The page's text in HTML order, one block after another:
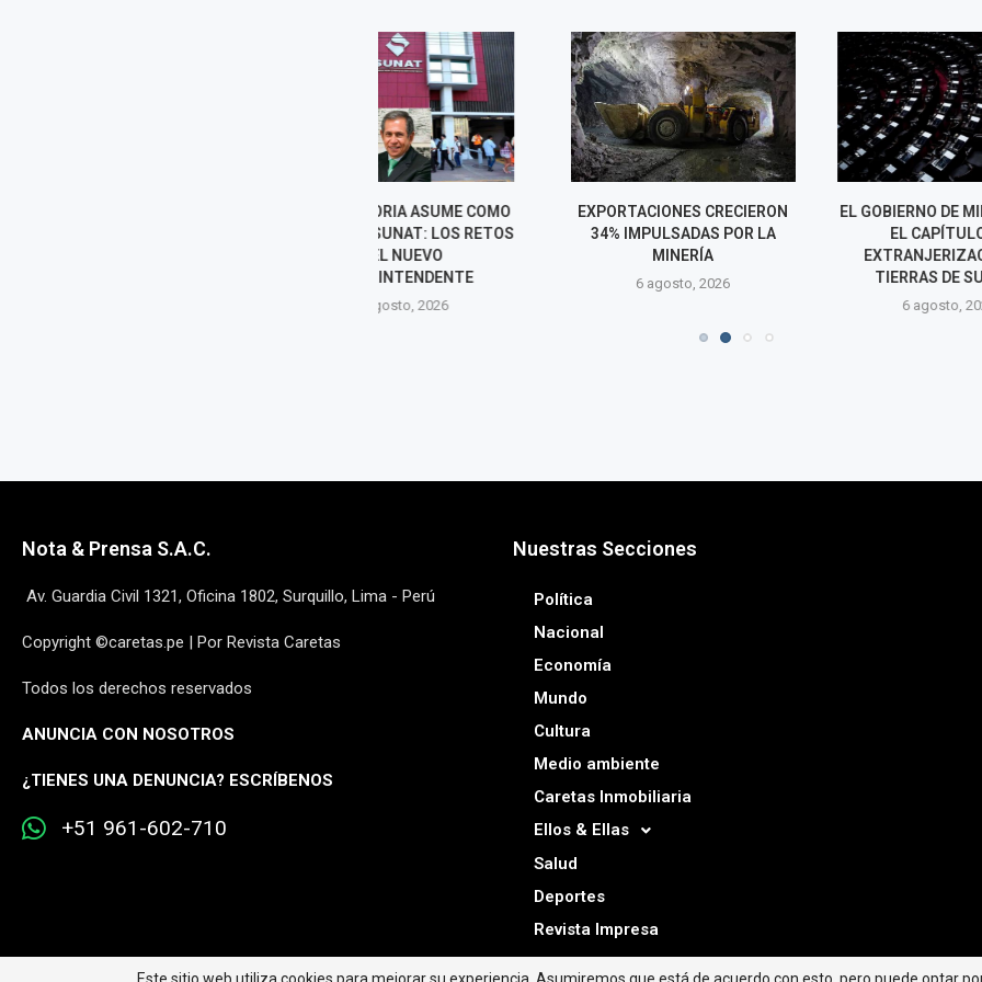
EXPORTACIONES CRECIERON
34% IMPULSADAS POR LA
6 agosto, 2026
EL GOBIERNO DE MILEI RETIRA
EL CAPÍTULO DE
EXTRANJERIZACIÓN DE
TIERRAS DE SU LEY...
PETRO RETIRA
DIÁLOGO A
DISIDENCIAS
6
Nota & Prensa S.A.C.
Av. Guardia Civil 1321, Oficina 1802, Surquillo, Lima - Perú
Copyright ©caretas.pe | Por Revista Caretas
Todos los derechos reservados
ANUNCIA CON NOSOTROS
¿TIENES UNA DENUNCIA? ESCRÍBENOS
+51 961-602-710
Nuestras Secciones
Política
Nacional
Economía
Mundo
Cultura
Medio ambiente
Caretas Inmobiliaria
Ellos & Ellas
Salud
Deportes
Revista Impresa